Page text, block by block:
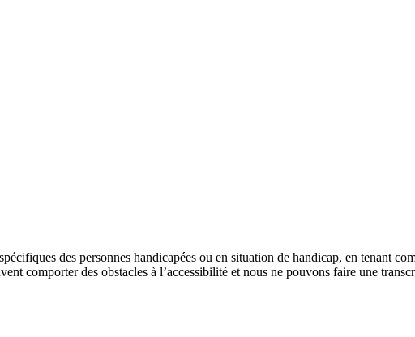
des personnes handicapées ou en situation de handicap, en tenant
comporter des obstacles à l’accessibilité et nous ne pouvons faire une